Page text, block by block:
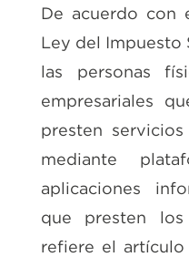
De acuerdo con
Ley del Impuesto
las personas
empresariales
presten
mediante
aplicaciones
que presten
refiere el artículo